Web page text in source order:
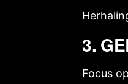
3.
Focus